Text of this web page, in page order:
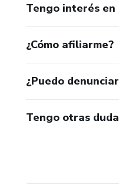
Tengo interés en
¿Cómo afiliarme?
¿Puedo
Tengo otras